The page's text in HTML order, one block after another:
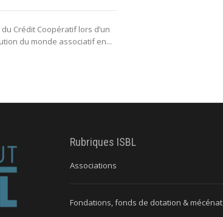
Crédit Coopératif lors d’un
du monde associatif en...
Rubriques ISBL
Associations
Fondations, fonds de dotation & mécénat